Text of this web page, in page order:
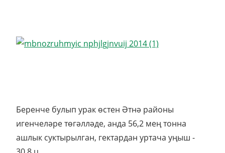
Беренче булып урак өстен Әтнә районы
игенчеләре төгәлләде, анда 56,2 мең тонна
ашлык суктырылган, гектардан уртача уңыш -